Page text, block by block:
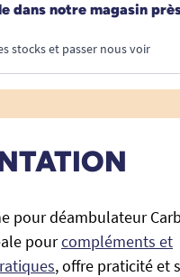
dans notre magasin
stocks et passer nous voir
pour déambulateur
pourcompléments et
, offre praticité et